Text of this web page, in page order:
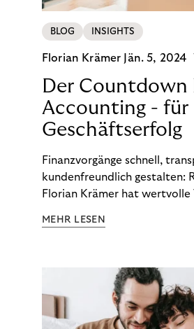
BLOG INSIGHTS
Florian Krämer Jän. 5, 2024
Der Countdown
Accounting - für
Geschäftserfolg
Finanzvorgänge schnell,
kundenfreundlich gestalten:
Florian Krämer hat wertvolle
möchten.
MEHR LESEN